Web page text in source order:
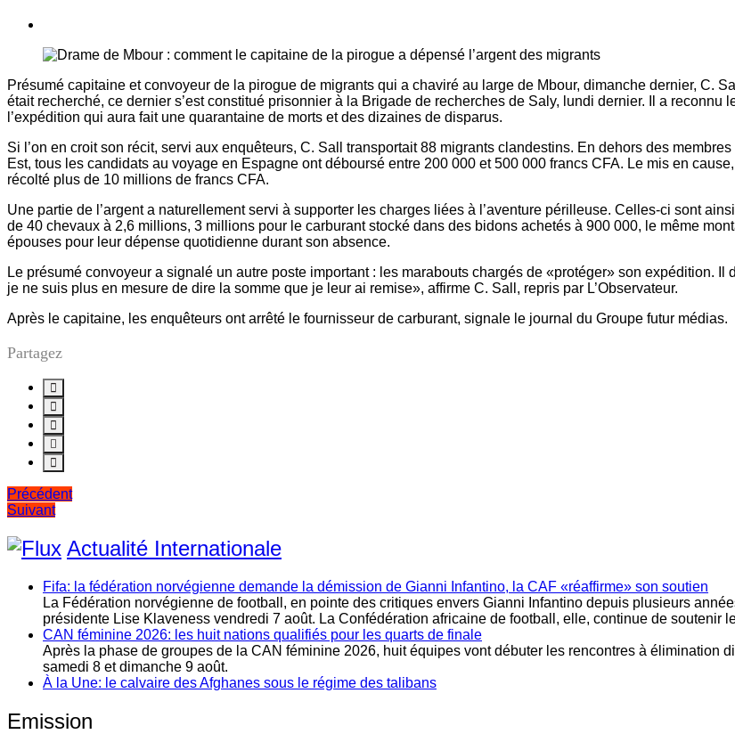
Présumé capitaine et convoyeur de la pirogue de migrants qui a chaviré au large de Mbour, dimanche dernier, C.
était recherché, ce dernier s’est constitué prisonnier à la Brigade de recherches de Saly, lundi dernier. Il a
l’expédition qui aura fait une quarantaine de morts et des dizaines de disparus.
Si l’on en croit son récit, servi aux enquêteurs, C. Sall transportait 88 migrants clandestins. En dehors des
Est, tous les candidats au voyage en Espagne ont déboursé entre 200 000 et 500 000 francs CFA. Le mis en
récolté plus de 10 millions de francs CFA.
Une partie de l’argent a naturellement servi à supporter les charges liées à l’aventure périlleuse. Celles-ci sont
de 40 chevaux à 2,6 millions, 3 millions pour le carburant stocké dans des bidons achetés à 900 000, le même
épouses pour leur dépense quotidienne durant son absence.
Le présumé convoyeur a signalé un autre poste important : les marabouts chargés de «protéger» son expédition.
je ne suis plus en mesure de dire la somme que je leur ai remise», affirme C. Sall, repris par L’Observateur.
Après le capitaine, les enquêteurs ont arrêté le fournisseur de carburant, signale le journal du Groupe futur médias.
Partagez
Navigation
de
l’article
Précédent
Suivant
Actualité Internationale
Fifa: la fédération norvégienne demande la démission de Gianni Infantino, la CAF «réaffirme» son soutien
La Fédération norvégienne de football, en pointe des critiques envers Gianni Infantino depuis plusieurs
présidente Lise Klaveness vendredi 7 août. La Confédération africaine de football, elle, continue de soutenir
CAN féminine 2026: les huit nations qualifiés pour les quarts de finale
Après la phase de groupes de la CAN féminine 2026, huit équipes vont débuter les rencontres à élimination
samedi 8 et dimanche 9 août.
À la Une: le calvaire des Afghanes sous le régime des talibans
Emission